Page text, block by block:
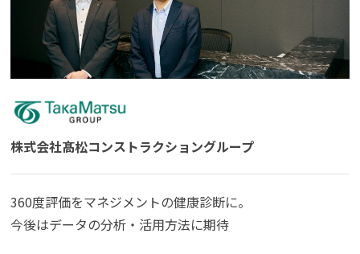
株式会社髙松コンストラクショングループ
360度評価をマネジメントの健康診断に。
今後はデータの分析・活用方法に期待